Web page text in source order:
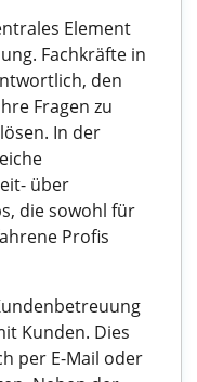
Element
Fachkräfte in
den
Fragen zu
In der
über
die sowohl für
Profis
Kunden. Dies
per E-Mail oder